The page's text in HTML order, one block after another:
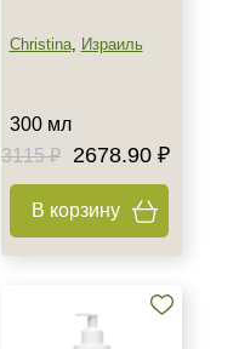
Christina, Израиль
300 мл
3115 ₽
2678.90 ₽
В корзину